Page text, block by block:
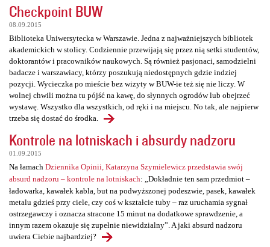
Checkpoint BUW
08.09.2015
Biblioteka Uniwersytecka w Warszawie. Jedna z najważniejszych bibliotek
akademickich w stolicy. Codziennie przewijają się przez nią setki studentów,
doktorantów i pracowników naukowych. Są również pasjonaci, samodzielni
badacze i warszawiacy, którzy poszukują niedostępnych gdzie indziej
pozycji. Wycieczka po mieście bez wizyty w BUW-ie też się nie liczy. W
wolnej chwili można tu pójść na kawę, do słynnych ogrodów lub obejrzeć
wystawę. Wszystko dla wszystkich, od ręki i na miejscu. No tak, ale najpierw
trzeba się dostać do środka.
Kontrole na lotniskach i absurdy nadzoru
01.09.2015
Na łamach Dziennika Opinii, Katarzyna Szymielewicz przedstawia swój
absurd nadzoru – kontrole na lotniskach: „Dokładnie ten sam przedmiot –
ładowarka, kawałek kabla, but na podwyższonej podeszwie, pasek, kawałek
metalu gdzieś przy ciele, czy coś w kształcie tuby – raz uruchamia sygnał
ostrzegawczy i oznacza stracone 15 minut na dodatkowe sprawdzenie, a
innym razem okazuje się zupełnie niewidzialny”. A jaki absurd nadzoru
uwiera Ciebie najbardziej?